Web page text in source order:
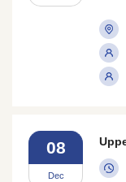
08
Dec